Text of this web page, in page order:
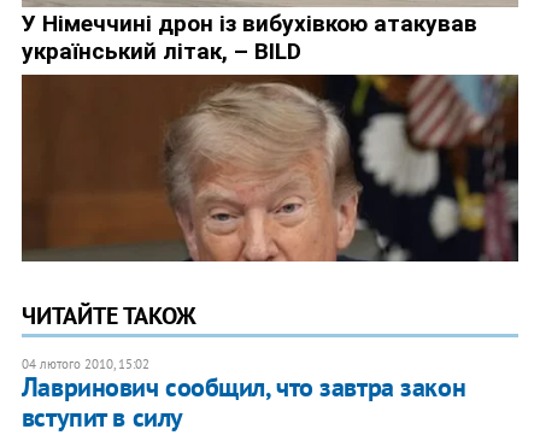
ЧИТАЙТЕ ТАКОЖ
04 лютого 2010, 15:02
Лавринович сообщил, что завтра закон
вступит в силу